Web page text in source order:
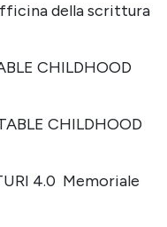
della scrittura
CHILDHOOD
CHILDHOOD
4.0 Memoriale